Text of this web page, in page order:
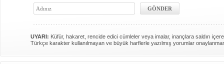
UYARI: Küfür, hakaret, rencide edici cümleler veya imalar, inançlara saldırı
Türkçe karakter kullanılmayan ve büyük harflerle yazılmış yorumlar